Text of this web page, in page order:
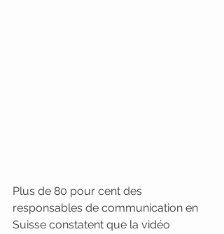
Plus de 80 pour cent des
responsables de communication en
Suisse constatent que la vidéo